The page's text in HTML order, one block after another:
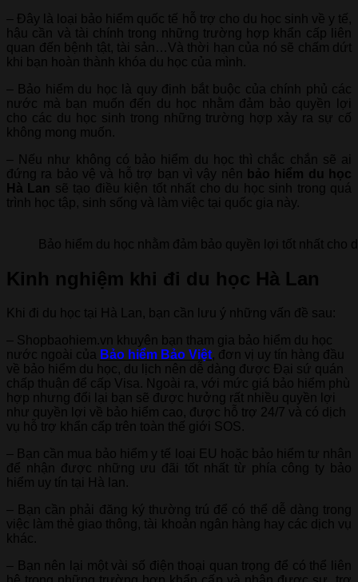
– Đây là loại bảo hiểm quốc tế hỗ trợ cho du học sinh về y tế,
hậu cần và tài chính trong những trường hợp khẩn cấp liên
quan đến bệnh tật, tài sản…Và thời hạn của nó sẽ chấm dứt
khi bạn hoàn thành khóa du học của mình.
– Bảo hiểm du học là quy định bắt buộc của chính phủ các
nước mà bạn muốn đến du học nhằm đảm bảo quyền lợi
cho các du học sinh trong những trường hợp xảy ra sự cố
không mong muốn.
– Nếu như không có bảo hiểm du học thì chắc chắn sẽ ai
đứng ra bảo vệ và hỗ trợ bạn vì vậy nên
bảo hiểm du học
Hà Lan sẽ tạo điều kiện tốt nhất cho du học sinh trong quá
trình học tập, sinh sống và làm việc tại quốc gia này.
Bảo hiểm du học nhằm đảm bảo quyền lợi tốt nhất cho
Kinh nghiệm khi đi du học Hà Lan
Khi đi du học tại Hà Lan, bạn cần lưu ý những vấn đề sau:
– Shopbaohiem.vn khuyên bạn tham gia bảo hiểm du học
nước ngoài của Bảo hiểm Bảo Việt, đơn vị uy tín hàng đầu
về bảo hiểm du học, du lịch nên dễ dàng được Đại sứ quán
chấp thuận để cấp Visa. Ngoài ra, với mức giá bảo hiểm phù
hợp nhưng đổi lại bạn sẽ được hưởng rất nhiều quyền lợi
như quyền lợi về bảo hiểm cao, được hỗ trợ 24/7 và có dịch
vụ hỗ trợ khẩn cấp trên toàn thế giới SOS.
– Bạn cần mua bảo hiểm y tế loại EU hoặc bảo hiểm tư nhân
để nhận được những ưu đãi tốt nhất từ phía công ty bảo
hiểm uy tín tại Hà lan.
– Bạn cần phải đăng ký thường trú để có thể dễ dàng trong
việc làm thẻ giao thông, tài khoản ngân hàng hay các dịch vụ
khác.
– Bạn nên lại một vài số điện thoại quan trọng để có thể liên